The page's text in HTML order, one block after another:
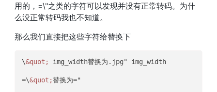
用的，=\"之类的字符可以发现并没有正常转码。为什
么没正常转码我也不知道。
那么我们直接把这些字符给替换下
\&quot; img_width替换为.jpg" img_width
=\&quot;替换为="